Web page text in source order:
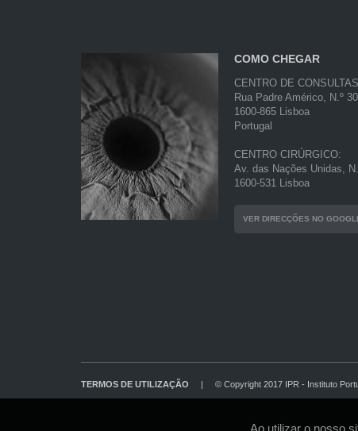
COMO CHEGAR
CENTRO DE
Rua Padre Américo, N.º
1600-865 Lisboa
Portugal
CENTRO CIRÚRGICO:
Av. das Nações Unidas,
1600-531 Lisboa
VER DIRECÇÕES NO
TERMOS DE UTILIZAÇÃO | © Copyright 2017 IPR - Instituto
Ao utilizar o nosso